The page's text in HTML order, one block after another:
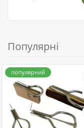
Популярні
популярний